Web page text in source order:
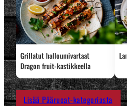
Grillatut halloumivartaat
Dragon fruit-kastikkeella
Lisää Pääruoat-kategoriasta